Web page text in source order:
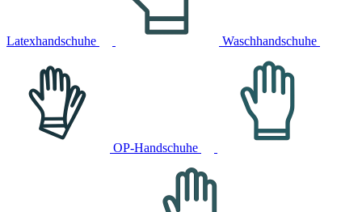
Latexhandschuhe Waschhandschuhe
OP-Handschuhe